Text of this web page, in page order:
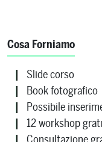
Cosa Forniamo
Slide corso
Book fotografico
Possibile
12 workshop
Consultazione